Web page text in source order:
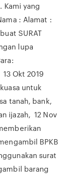
Kami yang
: Alamat :
SURAT
lupa
Okt 2019
untuk
tanah, bank,
ijazah, 12 Nov
BPKB
surat
barang